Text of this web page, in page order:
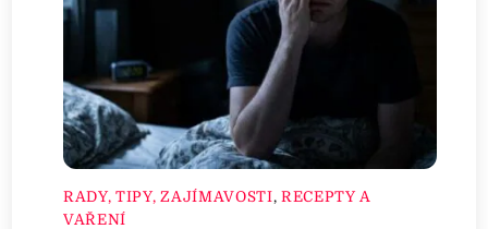
RADY, TIPY, ZAJÍMAVOSTI, RECEPTY A
VAŘENÍ